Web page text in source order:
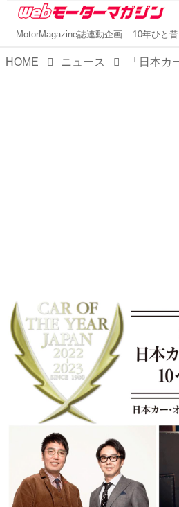
MotorMagazine誌連動企画 10年ひと昔
HOME ニュース